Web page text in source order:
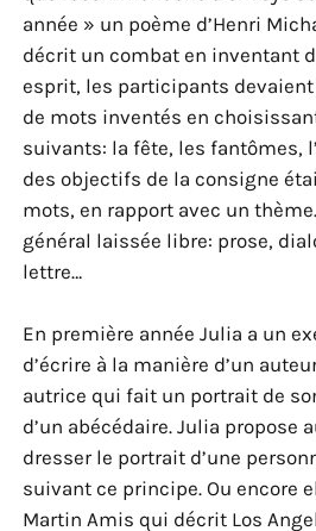
année » un poème d’Henri
décrit un combat en inventant
esprit, les participants
de mots inventés en
suivants: la fête, les fantômes,
des objectifs de la consigne
mots, en rapport avec un
général laissée libre: prose,
lettre…
En première année Julia a un
d’écrire à la manière d’un
autrice qui fait un portrait de
d’un abécédaire. Julia propose
dresser le portrait d’une
suivant ce principe. Ou encore
Martin Amis qui décrit Los